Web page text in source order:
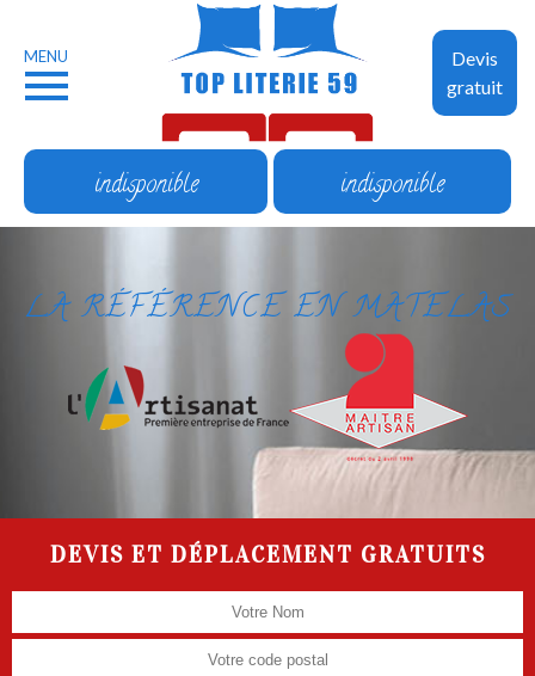
Devis
gratuit
MENU
indisponible indisponible
LA RÉFÉRENCE EN MATELAS
DEVIS ET DÉPLACEMENT GRATUITS